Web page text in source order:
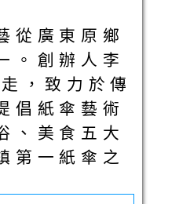
從廣東原鄉
。創辦人李
，致力於傳
倡紙傘藝術
、美食五大
第一紙傘之